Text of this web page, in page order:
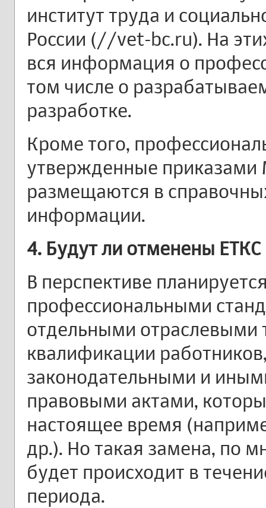
институт труда и
России (//vet-bc.ru). На
вся информация о
том числе о
разработке.
Кроме того,
утвержденные приказами
размещаются в
информации.
4. Будут ли отменены ЕТКС
В перспективе
профессиональными
отдельными отраслевыми
квалификации
законодательными и
правовыми актами,
настоящее время
др.). Но такая замена, по
будет происходит в
периода.